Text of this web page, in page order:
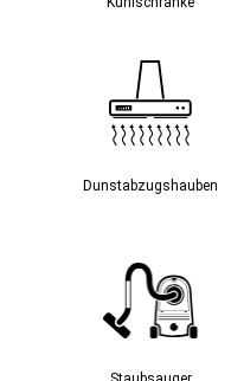
Dunst­abzugs­hauben